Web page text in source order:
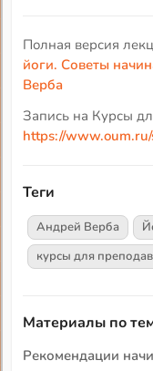
Полная версия
йоги. Советы
Верба
Запись на Курсы
https://
Теги
Андрей Верба
курсы для
Материалы по
Рекомендации